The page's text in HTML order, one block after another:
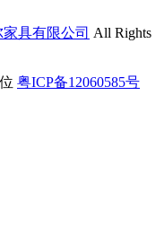
具有限公司 All Rights
粤ICP备12060585号